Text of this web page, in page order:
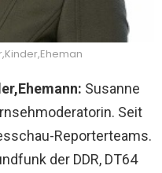
Susanne
Seit
Reporterteams.
der DDR, DT64